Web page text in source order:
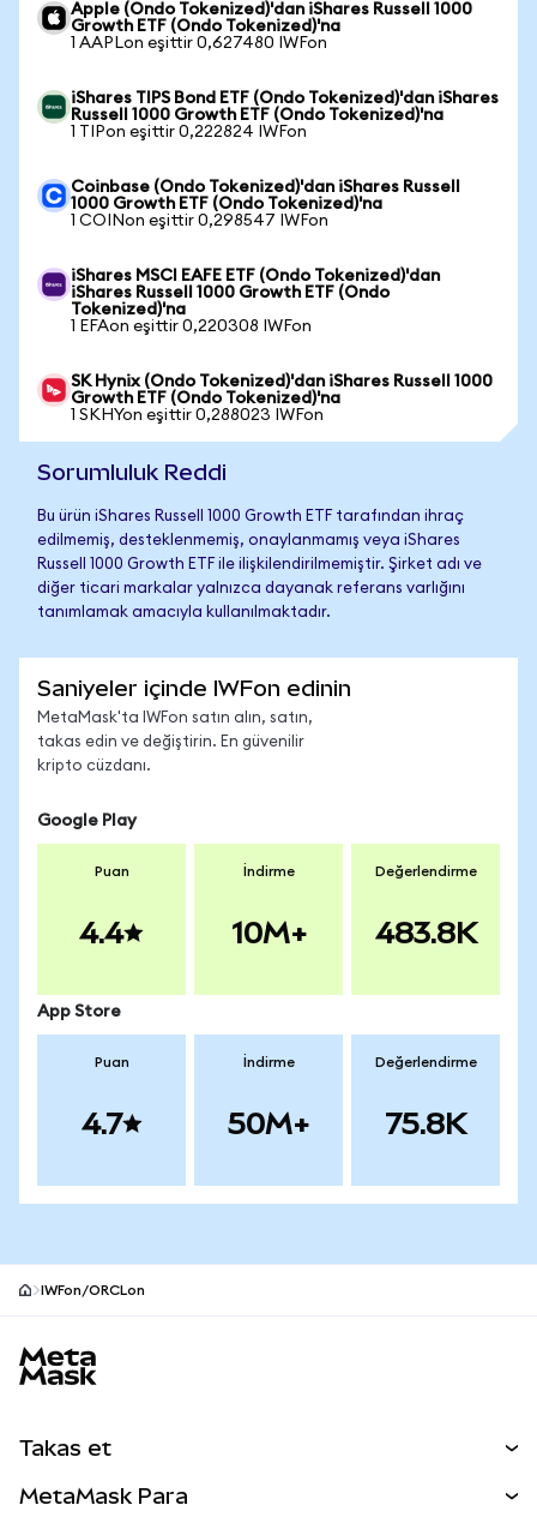
Apple (Ondo Tokenized)'dan iShares Russell 1000
Growth ETF (Ondo Tokenized)'na
1 AAPLon eşittir 0,627480 IWFon
iShares TIPS Bond ETF (Ondo Tokenized)'dan iShares
Russell 1000 Growth ETF (Ondo Tokenized)'na
1 TIPon eşittir 0,222824 IWFon
Coinbase (Ondo Tokenized)'dan iShares Russell
1000 Growth ETF (Ondo Tokenized)'na
1 COINon eşittir 0,298547 IWFon
iShares MSCI EAFE ETF (Ondo Tokenized)'dan
iShares Russell 1000 Growth ETF (Ondo
Tokenized)'na
1 EFAon eşittir 0,220308 IWFon
SK Hynix (Ondo Tokenized)'dan iShares Russell 1000
Growth ETF (Ondo Tokenized)'na
1 SKHYon eşittir 0,288023 IWFon
Sorumluluk Reddi
Bu ürün iShares Russell 1000 Growth ETF tarafından ihraç
edilmemiş, desteklenmemiş, onaylanmamış veya iShares
Russell 1000 Growth ETF ile ilişkilendirilmemiştir. Şirket adı ve
diğer ticari markalar yalnızca dayanak referans varlığını
tanımlamak amacıyla kullanılmaktadır.
Saniyeler içinde IWFon edinin
MetaMask'ta IWFon satın alın, satın,
takas edin ve değiştirin. En güvenilir
kripto cüzdanı.
Google Play
Puan
4.4
İndirme
10M+
Değerlendirme
483.8K
App Store
Puan
4.7
İndirme
50M+
Değerlendirme
75.8K
IWFon/ORCLon
Takas et
MetaMask Para